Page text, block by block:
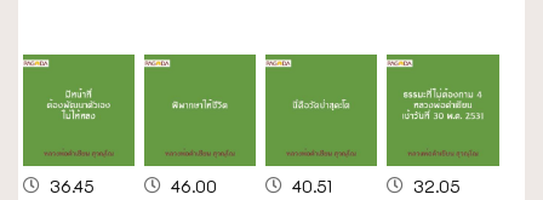
36.45
46.00
40.51
32.05